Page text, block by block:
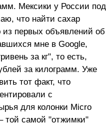
Мексики у России под
что найти сахар
первых объявлений об
мне в Google,
за кг", то есть,
за килограмм. Уже
тот факт, что
с
для колонки Micro
той самой "отжимки"